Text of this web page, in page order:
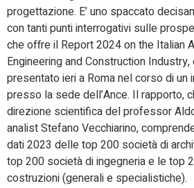
progettazione. E’ uno spaccato
con tanti punti interrogativi sulle
che offre il Report 2024 on the Italian
Engineering and Construction
presentato ieri a Roma nel corso di un
presso la sede dell’Ance. Il rapporto,
direzione scientifica del professor
analist Stefano Vecchiarino,
dati 2023 delle top 200 società di
top 200 società di ingegneria e le top
costruzioni (generali e specialistiche).